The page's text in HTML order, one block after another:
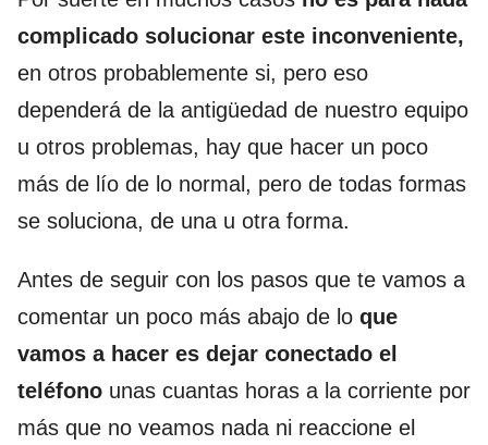
complicado solucionar este inconveniente,
en otros probablemente si, pero eso
dependerá de la antigüedad de nuestro equipo
u otros problemas, hay que hacer un poco
más de lío de lo normal, pero de todas formas
se soluciona, de una u otra forma.
Antes de seguir con los pasos que te vamos a
comentar un poco más abajo de lo que
vamos a hacer es dejar conectado el
teléfono unas cuantas horas a la corriente por
más que no veamos nada ni reaccione el